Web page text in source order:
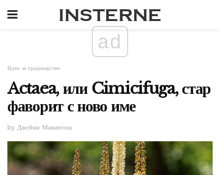
ad
Идеи за градинарство
Actaea, или Cimicifuga, стар
фаворит с ново име
by Джейми Макинтош